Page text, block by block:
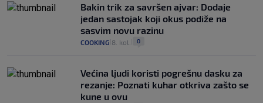
Bakin trik za savršen ajvar: Dodaje
jedan sastojak koji okus podiže na
sasvim novu razinu
COOKING 8. kol. 0
Većina ljudi koristi pogrešnu dasku za
rezanje: Poznati kuhar otkriva zašto se
kune u ovu